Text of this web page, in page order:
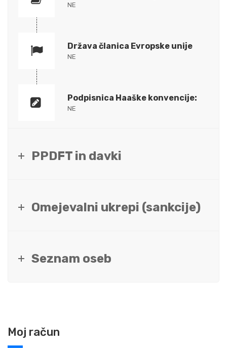
NE
Država članica Evropske unije
NE
Podpisnica Haaške konvencije:
NE
PPDFT in davki
Omejevalni ukrepi (sankcije)
Seznam oseb
Moj račun